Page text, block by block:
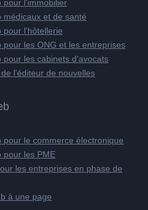
pour l'immobilier
médicaux et de santé
pour l'hôtellerie
pour les ONG et les entreprises
pour les cabinets d'avocats
l'éditeur de nouvelles
pour le commerce électronique
pour les PME
les entreprises en phase de
à une page